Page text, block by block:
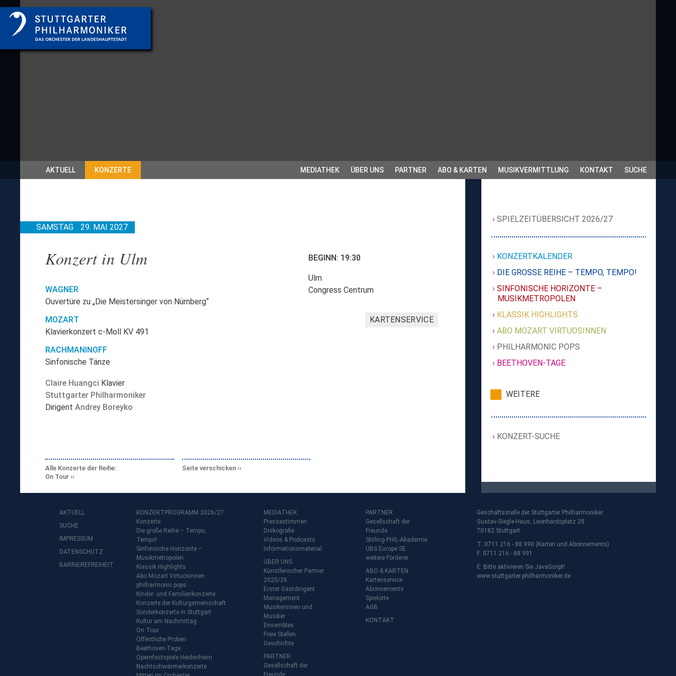
AKTUELL KONZERTE MEDIATHEK ÜBER UNS PARTNER ABO & KARTEN MUSIKVERMITTLUNG KONTAKT SUCHE
SAMSTAG 29. MAI 2027
Konzert in Ulm BEGINN: 19:30
Ulm
Congress Centrum
KARTENSERVICE
WAGNER
Ouvertüre zu „Die Meistersinger von Nürnberg“
MOZART
Klavierkonzert c-Moll KV 491
RACHMANINOFF
Sinfonische Tänze
Claire Huangci Klavier
Stuttgarter Philharmoniker
Dirigent Andrey Boreyko
Alle Konzerte der Reihe:
On Tour
Seite verschicken
SPIELZEITÜBERSICHT 2026/27
KONZERTKALENDER
DIE GROSSE REIHE – TEMPO, TEMPO!
SINFONISCHE HORIZONTE –
MUSIKMETROPOLEN
KLASSIK HIGHLIGHTS
ABO MOZART VIRTUOSINNEN
PHILHARMONIC POPS
BEETHOVEN-TAGE
WEITERE
KONZERT-SUCHE
AKTUELL
SUCHE
IMPRESSUM
DATENSCHUTZ
BARRIEREFREIHEIT
KONZERTPROGRAMM 2026/27
Konzerte
Die große Reihe – Tempo,
Tempo!
Sinfonische Horizonte –
Musikmetropolen
Klassik Highlights
Abo Mozart Virtuosinnen
philharmonic pops
Kinder- und Familienkonzerte
Konzerte der Kulturgemeinschaft
Sonderkonzerte in Stuttgart
Kultur am Nachmittag
On Tour
Öffentliche Proben
Beethoven-Tage
Opernfestspiele Heidenheim
Nachtschwärmerkonzerte
MEDIATHEK
Pressestimmen
Diskografie
Videos & Podcasts
Informationsmaterial
ÜBER UNS
Künstlerischer Partner
2025/26
Erster Gastdirigent
Management
Musikerinnen und
Musiker
Ensembles
Freie Stellen
Geschichte
PARTNER
Gesellschaft der
Freunde
PARTNER
Gesellschaft der
Freunde
Stirling-PHIL-Akademie
UBS Europe SE
weitere Förderer
ABO & KARTEN
Kartenservice
Abonnements
Spielorte
AGB
KONTAKT
Geschäftsstelle der Stuttgarter Philharmoniker
Gustav-Siegle-Haus, Leonhardsplatz 28
70182 Stuttgart
T: 0711 216 - 88 990 (Karten und Abonnements)
F: 0711 216 - 88 991
E: Bitte aktivieren Sie JavaScript!
www.stuttgarter-philharmoniker.de